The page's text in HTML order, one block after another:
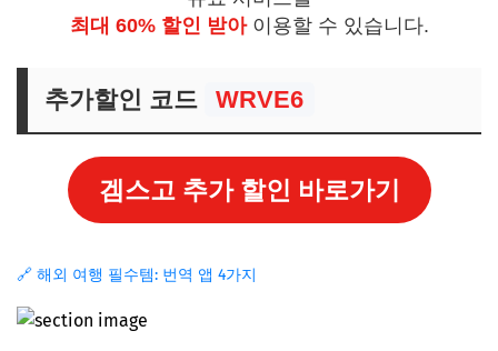
최대 60% 할인 받아이용할 수 있습니다.
추가할인 코드 WRVE6
겜스고 추가 할인 바로가기
🔗 해외 여행 필수템: 번역 앱 4가지